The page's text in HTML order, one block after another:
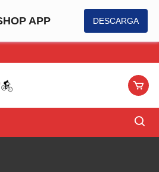
APP DESCARGA